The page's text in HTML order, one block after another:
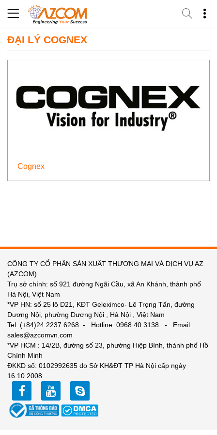
ĐẠI LÝ COGNEX
Cognex
CÔNG TY CỔ PHẦN SẢN XUẤT THƯƠNG MẠI VÀ DỊCH VỤ AZ
(AZCOM)
Trụ sở chính: số 921 đường Ngãi Cầu, xã An Khánh, thành phố
Hà Nội, Việt Nam
*VP HN: số 25 lô D21, KĐT Geleximco- Lê Trọng Tấn, đường
Dương Nội, phường Dương Nội , Hà Nội , Việt Nam
Tel: (+84)24.2237.6268 - Hotline: 0968.40.3138 - Email:
sales@azcomvn.com
*VP HCM : 14/2B, đường số 23, phường Hiệp Bình, thành phố Hồ
Chính Minh
ĐKKD số: 0102992635 do Sở KH&ĐT TP Hà Nội cấp ngày
16.10.2008
facebookyoutube zalo